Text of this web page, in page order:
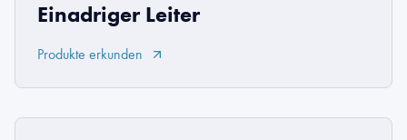
Einadriger Leiter
Produkte erkunden